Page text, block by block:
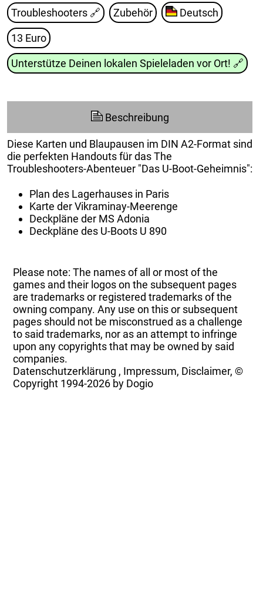
Troubleshooters 🔗 Zubehör Deutsch
13 Euro
Unterstütze Deinen lokalen Spieleladen vor Ort! 🔗
Beschreibung
Diese Karten und Blaupausen im DIN A2-Format sind
die perfekten Handouts für das The
Troubleshooters-Abenteuer "Das U-Boot-Geheimnis":
Plan des Lagerhauses in Paris
Karte der Vikraminay-Meerenge
Deckpläne der MS Adonia
Deckpläne des U-Boots U 890
Please note: The names of all or most of the
games and their logos on the subsequent pages
are trademarks or registered trademarks of the
owning company. Any use on this or subsequent
pages should not be misconstrued as a challenge
to said trademarks, nor as an attempt to infringe
upon any copyrights that may be owned by said
companies.
Datenschutzerklärung , Impressum, Disclaimer, ©
Copyright 1994-2026 by Dogio